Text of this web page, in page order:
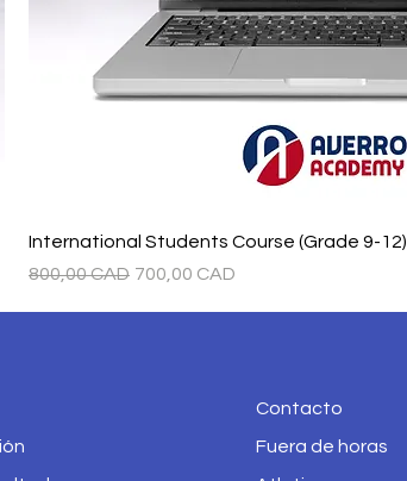
International Students Course (Grade 9-12)
Precio
800,00 CAD Precio de oferta
700,00 CAD
Contacto
Fuera de horas